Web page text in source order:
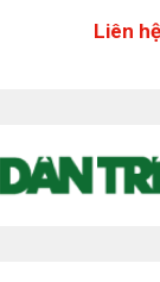
Liên hệ